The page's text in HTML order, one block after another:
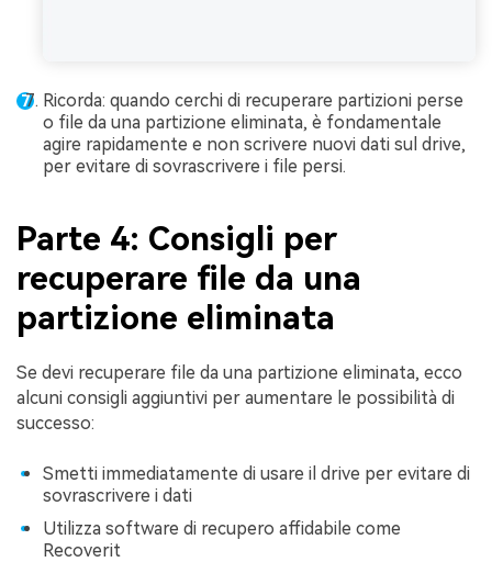
Ricorda: quando cerchi di recuperare partizioni perse
o file da una partizione eliminata, è fondamentale
agire rapidamente e non scrivere nuovi dati sul drive,
per evitare di sovrascrivere i file persi.
Parte 4: Consigli per
recuperare file da una
partizione eliminata
Se devi recuperare file da una partizione eliminata, ecco
alcuni consigli aggiuntivi per aumentare le possibilità di
successo:
Smetti immediatamente di usare il drive per evitare di
sovrascrivere i dati
Utilizza software di recupero affidabile come
Recoverit